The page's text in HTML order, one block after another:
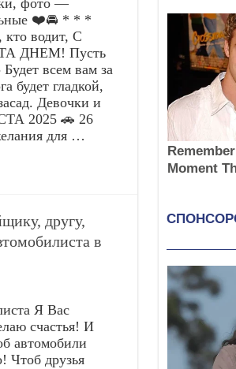
фото —
❤️🚘 * * *
кто водит, С
ДНЕМ! Пусть
всем вам за
будет гладкой,
Девочки и
2025 🚗 26
для …
другу,
в
Я Вас
счастья! И
автомобили
Чтоб друзья